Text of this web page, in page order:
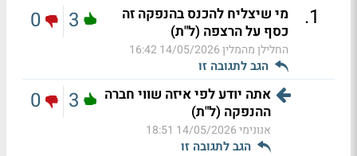
1
.
מי שיצליח להכנס בהנפקה זה
כסף על הרצפה (ל"ת)
החלילן מהמלין14/05/2026 16:42
הגב לתגובה זו
3
0
אתה יודע לפי איזה שווי חברה
ההנפקה (ל"ת)
אנונימי14/05/2026 18:51
הגב לתגובה זו
3
0